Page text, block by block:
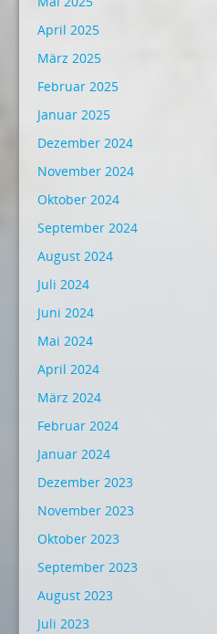
April 2025
März 2025
Februar 2025
Januar 2025
Dezember 2024
November 2024
Oktober 2024
September 2024
August 2024
Juli 2024
Juni 2024
Mai 2024
April 2024
März 2024
Februar 2024
Januar 2024
Dezember 2023
November 2023
Oktober 2023
September 2023
August 2023
Juli 2023